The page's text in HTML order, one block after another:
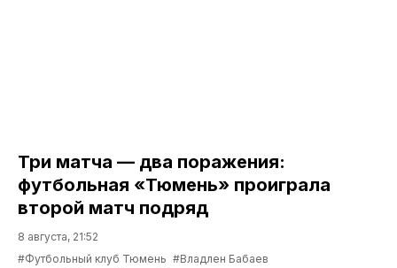
Три матча — два поражения:
футбольная «Тюмень» проиграла
второй матч подряд
8 августа, 21:52
#Футбольный клуб Тюмень #Владлен Бабаев